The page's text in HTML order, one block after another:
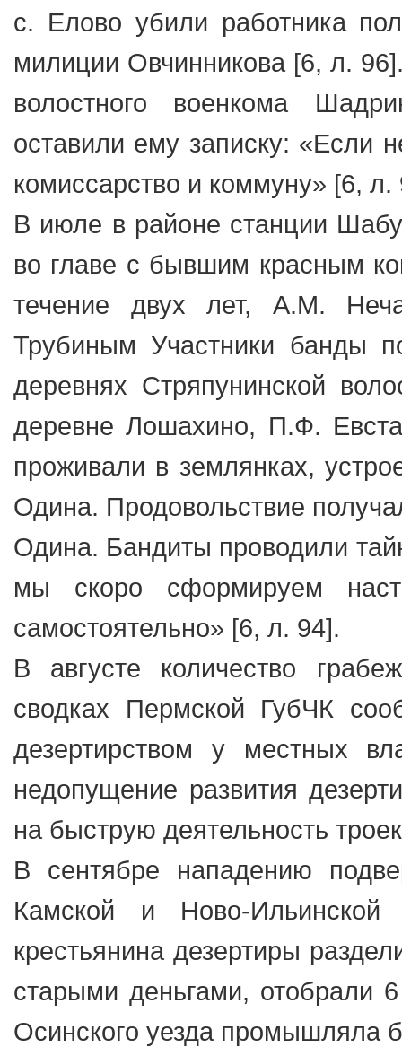
с. Елово убили работника
милиции Овчинникова [6, л.
волостного военкома
оставили ему записку: «Если
комиссарство и коммуну» [6, л.
В июле в районе станции
во главе с бывшим красным
течение двух лет, А.М.
Трубиным Участники банды
деревнях Стряпунинской
деревне Лошахино, П.Ф.
проживали в землянках,
Одина. Продовольствие
Одина. Бандиты проводили
мы скоро сформируем
самостоятельно» [6, л. 94].
В августе количество
сводках Пермской ГубЧК
дезертирством у местных
недопущение развития
на быструю деятельность
В сентябре нападению
Камской и Ново-Ильинской
крестьянина дезертиры
старыми деньгами, отобрали
Осинского уезда промышляла